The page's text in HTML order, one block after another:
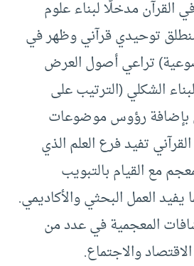
القرآن مدخلًا لبناء علوم
توحيدي قرآني وظهر في
تراعي أصول العرض
الشكلي (الترتيب على
بإضافة رؤوس موضوعات
تفيد فرع العلم الذي
مع القيام بالتبويب
يفيد العمل البحثي والأكاديمي.
المعجمية في عدد من
والاجتماع.